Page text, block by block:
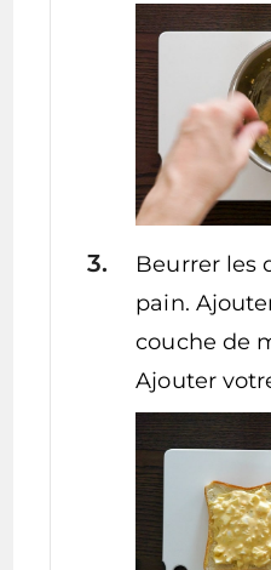
Beurrer les
pain.
couche de
Ajouter